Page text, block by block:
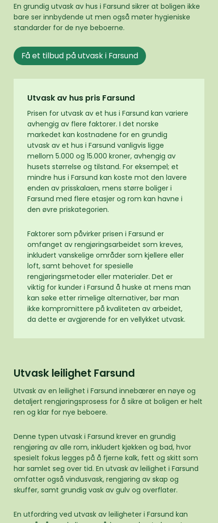
En grundig utvask av hus i Farsund sikrer at boligen ikke
bare ser innbydende ut men også møter hygieniske
standarder for de nye beboerne.
Få et tilbud på utvask i Farsund
Utvask av hus pris Farsund
Prisen for utvask av et hus i Farsund kan variere
avhengig av flere faktorer. I det norske
markedet kan kostnadene for en grundig
utvask av et hus i Farsund vanligvis ligge
mellom 5.000 og 15.000 kroner, avhengig av
husets størrelse og tilstand. For eksempel; et
mindre hus i Farsund kan koste mot den lavere
enden av prisskalaen, mens større boliger i
Farsund med flere etasjer og rom kan havne i
den øvre priskategorien.
Faktorer som påvirker prisen i Farsund er
omfanget av rengjøringsarbeidet som kreves,
inkludert vanskelige områder som kjellere eller
loft, samt behovet for spesielle
rengjøringsmetoder eller materialer. Det er
viktig for kunder i Farsund å huske at mens man
kan søke etter rimelige alternativer, bør man
ikke kompromittere på kvaliteten av arbeidet,
da dette er avgjørende for en vellykket utvask.
Utvask leilighet Farsund
Utvask av en leilighet i Farsund innebærer en nøye og
detaljert rengjøringsprosess for å sikre at boligen er helt
ren og klar for nye beboere.
Denne typen utvask i Farsund krever en grundig
rengjøring av alle rom, inkludert kjøkken og bad, hvor
spesielt fokus legges på å fjerne kalk, fett og skitt som
har samlet seg over tid. En utvask av leilighet i Farsund
omfatter også vindusvask, rengjøring av skap og
skuffer, samt grundig vask av gulv og overflater.
En utfordring ved utvask av leiligheter i Farsund kan